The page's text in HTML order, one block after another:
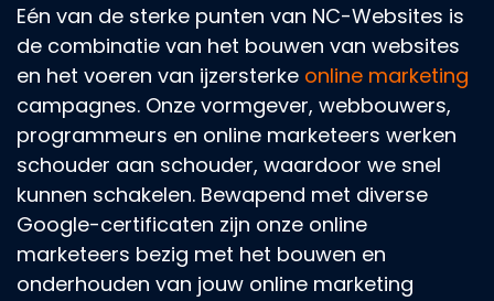
Eén van de sterke punten van NC-Websites is
de combinatie van het bouwen van websites
en het voeren van ijzersterke online marketing
campagnes. Onze vormgever, webbouwers,
programmeurs en online marketeers werken
schouder aan schouder, waardoor we snel
kunnen schakelen. Bewapend met diverse
Google-certificaten zijn onze online
marketeers bezig met het bouwen en
onderhouden van jouw online marketing